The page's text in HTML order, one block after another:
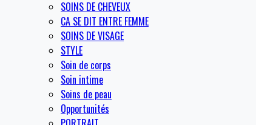
SOINS DE CHEVEUX
CA SE DIT ENTRE FEMME
SOINS DE VISAGE
STYLE
Soin de corps
Soin intime
Soins de peau
Opportunités